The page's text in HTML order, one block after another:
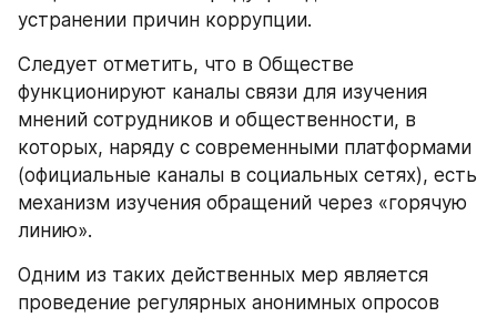
устранении причин коррупции.
Следует отметить, что в Обществе
функционируют каналы связи для изучения
мнений сотрудников и общественности, в
которых, наряду с современными платформами
(официальные каналы в социальных сетях), есть
механизм изучения обращений через «горячую
линию».
Одним из таких действенных мер является
проведение регулярных анонимных опросов